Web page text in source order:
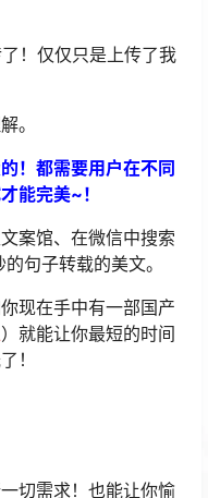
！仅仅只是上传了我
。
！都需要用户在不同
能完美~！
案馆、在微信中搜索
句子转载的美文。
现在手中有一部国产
）就能让你最短的时间
！
切需求！也能让你愉